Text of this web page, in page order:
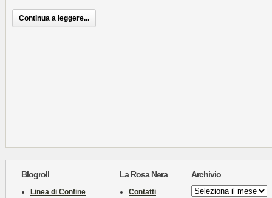
Continua a leggere...
Blogroll
Linea di Confine
La Rosa Nera
Contatti
Archivio
Archivio